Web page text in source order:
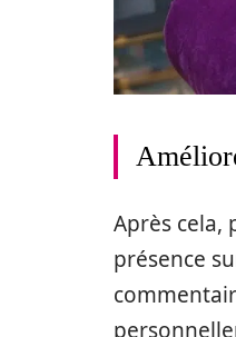
Après cela,
présence